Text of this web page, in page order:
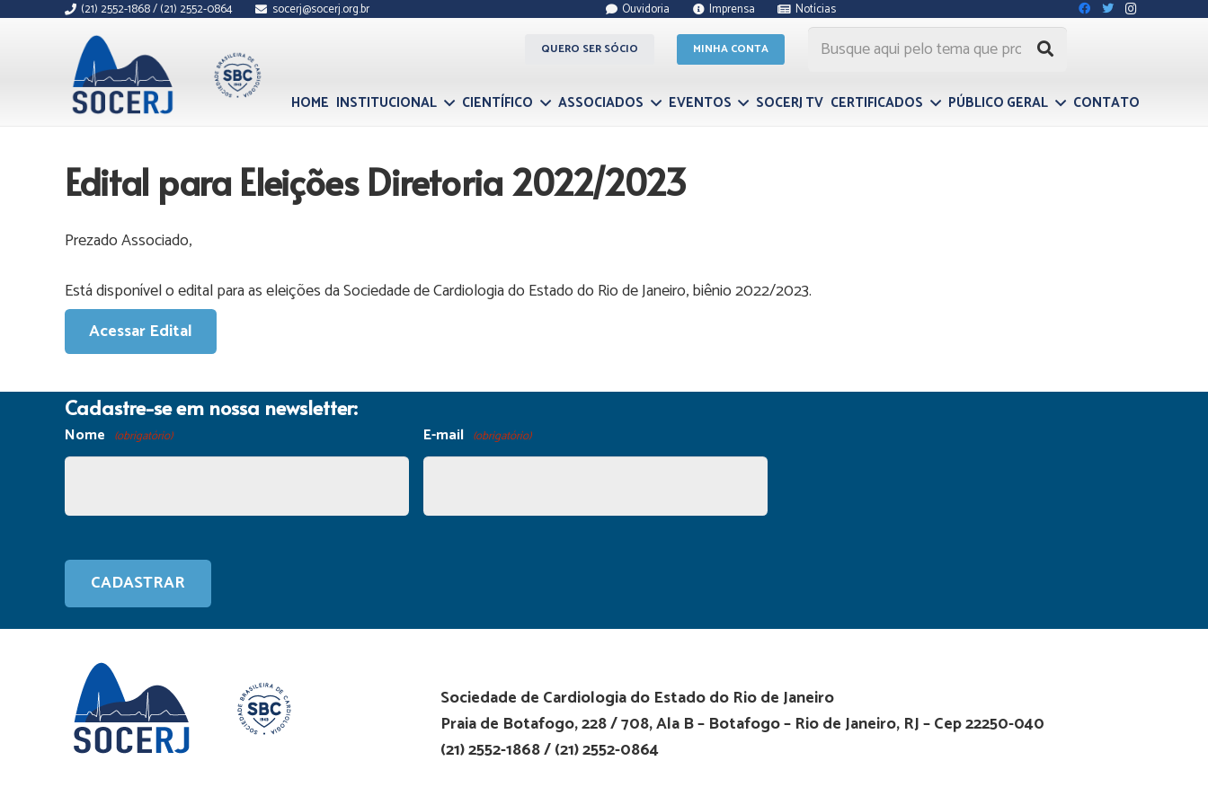
(21) 2552-1868 / (21) 2552-0864 socerj@socerj.org.br Ouvidoria Imprensa Notícias
QUERO SER SÓCIO MINHA CONTA
HOME INSTITUCIONAL CIENTÍFICO ASSOCIADOS EVENTOS SOCERJ TV CERTIFICADOS PÚBLICO GERAL CONTATO
Edital para Eleições Diretoria 2022/2023
Prezado Associado,
Está disponível o edital para as eleições da Sociedade de Cardiologia do Estado do Rio de Janeiro, biênio 2022/2023.
Acessar Edital
Cadastre-se em nossa newsletter:
Nome (obrigatório) E-mail (obrigatório)
Sociedade de Cardiologia do Estado do Rio de Janeiro
Praia de Botafogo, 228 / 708, Ala B – Botafogo – Rio de Janeiro, RJ – Cep 22250-040
(21) 2552-1868 / (21) 2552-0864